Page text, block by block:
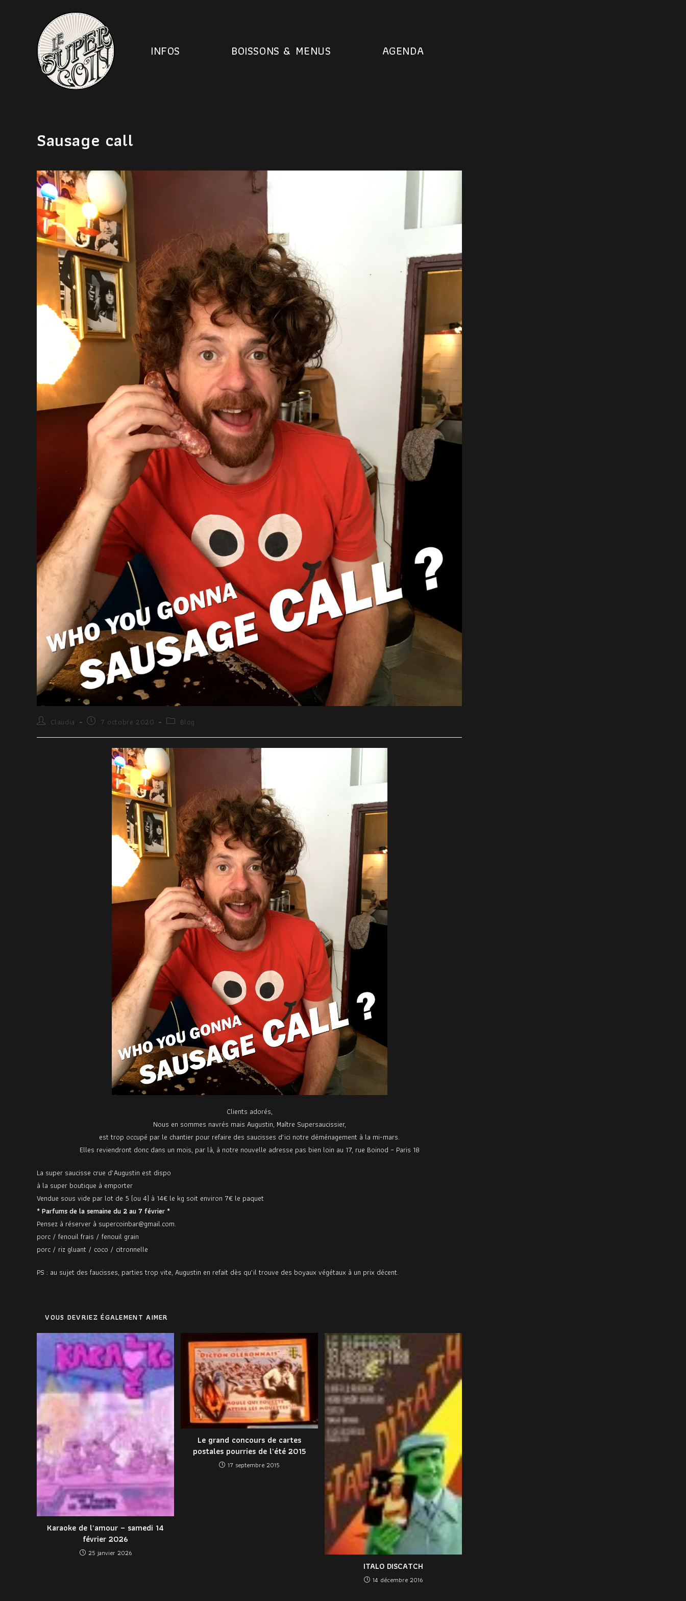
INFOS BOISSONS & MENUS AGENDA
Sausage call
Claudia 7 octobre 2020 Blog
Clients adorés,
Nous en sommes navrés mais Augustin, Maître Supersaucissier,
est trop occupé par le chantier pour refaire des saucisses d’ici notre déménagement à la mi-mars.
Elles reviendront donc dans un mois, par là, à notre nouvelle adresse pas bien loin au 17, rue Boinod – Paris 18
La super saucisse crue d’Augustin est dispo
à la super boutique à emporter
Vendue sous vide par lot de 5 (ou 4) à 14€ le kg soit environ 7€ le paquet
* Parfums de la semaine du 2 au 7 février *
Pensez à réserver à supercoinbar@gmail.com.
porc / fenouil frais / fenouil grain
porc / riz gluant / coco / citronnelle
PS : au sujet des faucisses, parties trop vite, Augustin en refait dès qu’il trouve des boyaux végétaux à un prix décent.
VOUS DEVRIEZ ÉGALEMENT AIMER
Karaoke de l’amour – samedi 14
février 2026
25 janvier 2026
Le grand concours de cartes
postales pourries de l’été 2015
17 septembre 2015
ITALO DISCATCH
14 décembre 2016